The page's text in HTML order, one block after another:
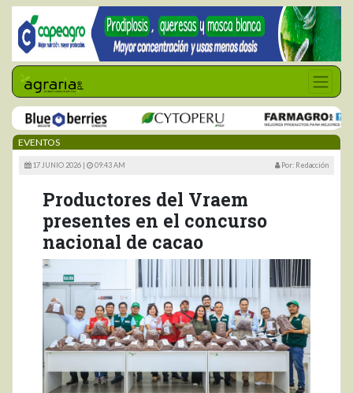
EVENTOS
17 JUNIO 2026 | 09:43 AM Por: Redacción
Productores del Vraem
presentes en el concurso
nacional de cacao